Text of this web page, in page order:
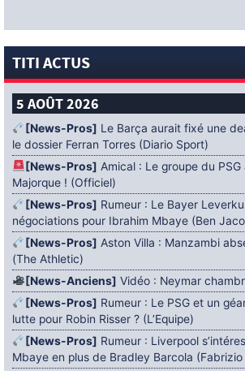
TITI ACTUS
5 AOÛT 2026
[News-Pros] Le Barça aurait fixé une
le dossier Ferran Torres (Diario Sport)
[News-Pros] Amical : Le groupe du
Majorque ! (Officiel)
[News-Pros] Rumeur : Le Bayer
négociations pour Ibrahim Mbaye (Ben
[News-Pros] Aston Villa : Manzambi
(The Athletic)
[News-Anciens] Vidéo : Neymar
[News-Pros] Rumeur : Le PSG et un
lutte pour Robin Risser ? (L’Equipe)
[News-Pros] Rumeur : Liverpool
Mbaye en plus de Bradley Barcola (Fabrizio